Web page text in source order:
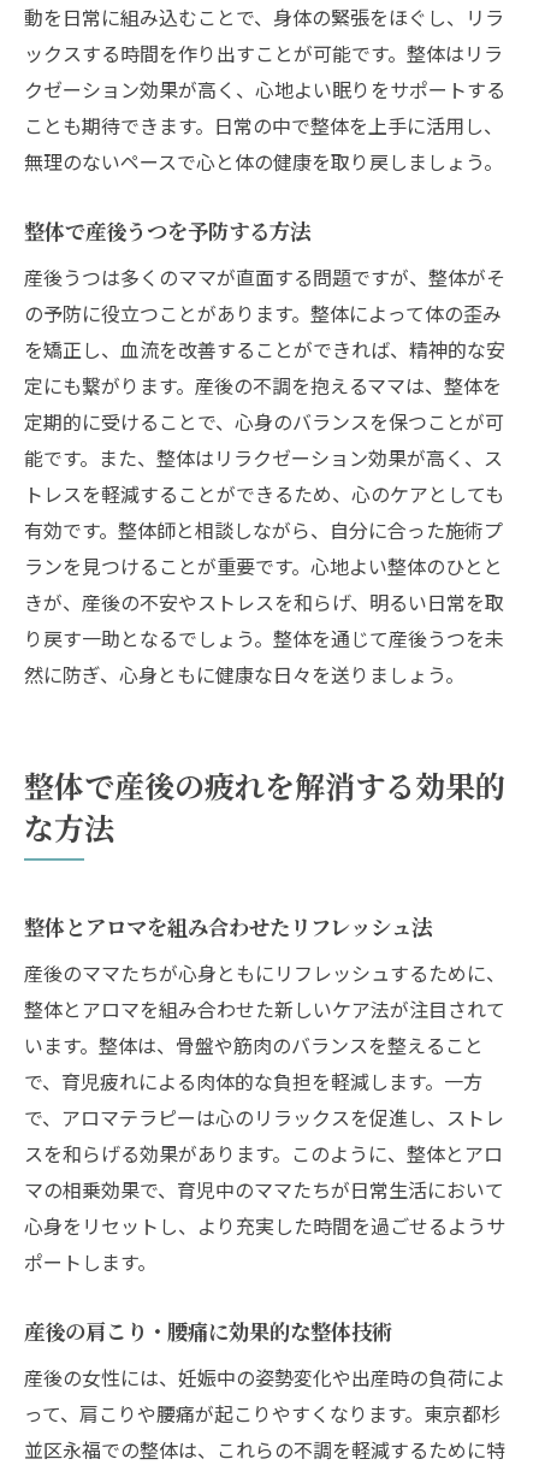
動を日常に組み込むことで、身体の緊張をほぐし、リラ
ックスする時間を作り出すことが可能です。整体はリラ
クゼーション効果が高く、心地よい眠りをサポートする
ことも期待できます。日常の中で整体を上手に活用し、
無理のないペースで心と体の健康を取り戻しましょう。
整体で産後うつを予防する方法
産後うつは多くのママが直面する問題ですが、整体がそ
の予防に役立つことがあります。整体によって体の歪み
を矯正し、血流を改善することができれば、精神的な安
定にも繋がります。産後の不調を抱えるママは、整体を
定期的に受けることで、心身のバランスを保つことが可
能です。また、整体はリラクゼーション効果が高く、ス
トレスを軽減することができるため、心のケアとしても
有効です。整体師と相談しながら、自分に合った施術プ
ランを見つけることが重要です。心地よい整体のひとと
きが、産後の不安やストレスを和らげ、明るい日常を取
り戻す一助となるでしょう。整体を通じて産後うつを未
然に防ぎ、心身ともに健康な日々を送りましょう。
整体で産後の疲れを解消する効果的
な方法
整体とアロマを組み合わせたリフレッシュ法
産後のママたちが心身ともにリフレッシュするために、
整体とアロマを組み合わせた新しいケア法が注目されて
います。整体は、骨盤や筋肉のバランスを整えること
で、育児疲れによる肉体的な負担を軽減します。一方
で、アロマテラピーは心のリラックスを促進し、ストレ
スを和らげる効果があります。このように、整体とアロ
マの相乗効果で、育児中のママたちが日常生活において
心身をリセットし、より充実した時間を過ごせるようサ
ポートします。
産後の肩こり・腰痛に効果的な整体技術
産後の女性には、妊娠中の姿勢変化や出産時の負荷によ
って、肩こりや腰痛が起こりやすくなります。東京都杉
並区永福での整体は、これらの不調を軽減するために特